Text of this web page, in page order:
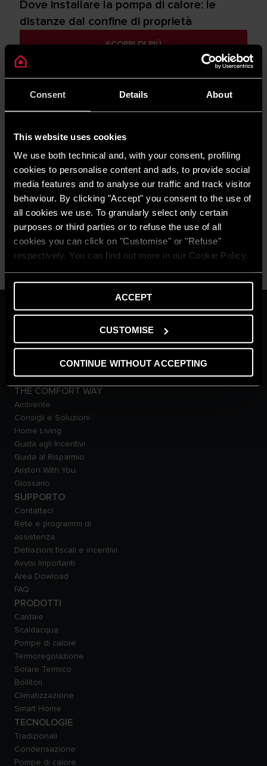
Consent Details About
This website uses cookies
We use both technical and, with your consent, profiling
cookies to personalise content and ads, to provide social
media features and to analyse our traffic and track visitor
behaviour. By clicking "Accept" you consent to the use of
all cookies we use. To granularly select only certain
purposes or third parties or to refuse the use of all
cookies you can click on "Customise" or "Refuse"
respectively. You can find out more in our Cookie Policy.
ACCEPT
CUSTOMISE
CONTINUE WITHOUT ACCEPTING
Dove installare la pompa di calore: le
distanze dal confine di proprietà
SCOPRI DI PIÙ
NORMATIVE E INCENTIVI
Bonus Mobili 50%
SCOPRI DI PIÙ
ARISTON GROUP
Fatti ed evidenze di
Carriere
THE COMFORT WAY
Ambiente
Consigli e Soluzioni
Home Living
Guida agli Incentivi
Guida al Risparmio
Ariston With You
Glossario
SUPPORTO
Contattaci
Rete e programmi di
assistenza
Detrazioni fiscali e incentivi
Avvisi Importanti
Area Dowload
FAQ
PRODOTTI
Caldaie
Scaldacqua
Pompe di calore
Termoregolazione
Solare Termico
Bollitori
Climatizzazione
Smart Home
TECNOLOGIE
Tradizionali
Condensazione
Pompe di calore